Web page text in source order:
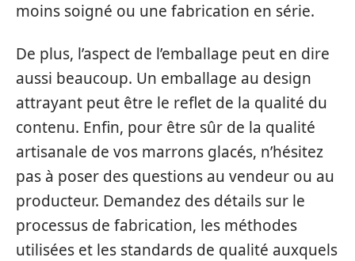
moins soigné ou une fabrication en série.
De plus, l’aspect de l’emballage peut en dire
aussi beaucoup. Un emballage au design
attrayant peut être le reflet de la qualité du
contenu. Enfin, pour être sûr de la qualité
artisanale de vos marrons glacés, n’hésitez
pas à poser des questions au vendeur ou au
producteur. Demandez des détails sur le
processus de fabrication, les méthodes
utilisées et les standards de qualité auxquels